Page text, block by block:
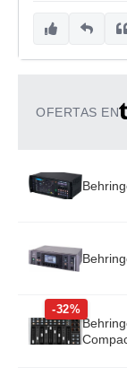
OFERTAS EN
-32%